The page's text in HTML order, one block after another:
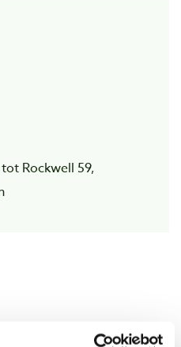
Rockwell 59,